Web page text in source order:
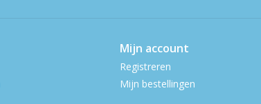
Mijn account
Registreren
Mijn bestellingen